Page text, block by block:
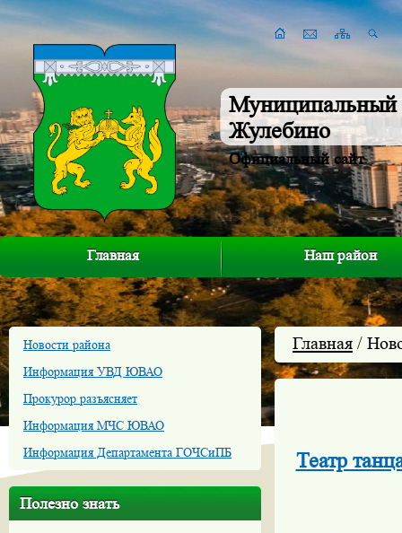
Муниципальный
Жулебино
Официальный сайт
Главная Наш район
Новости района
Информация УВД ЮВАО
Прокурор разъясняет
Информация МЧС ЮВАО
Информация Департамента ГОЧСиПБ
Полезно знать
Главная /
Театр